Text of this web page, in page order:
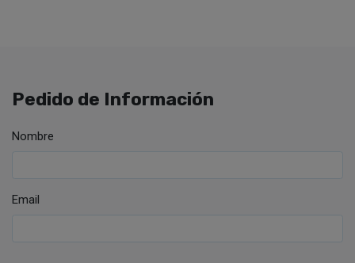
Pedido de Información
Nombre
Email